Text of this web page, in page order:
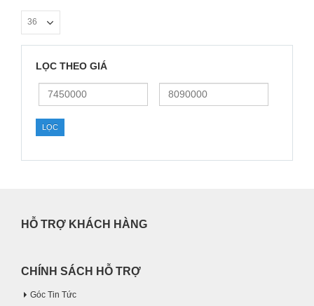
LỌC THEO GIÁ
Giá
nhất
Giá
LỌC
HỖ TRỢ KHÁCH HÀNG
CHÍNH SÁCH HỖ TRỢ
Góc Tin Tức